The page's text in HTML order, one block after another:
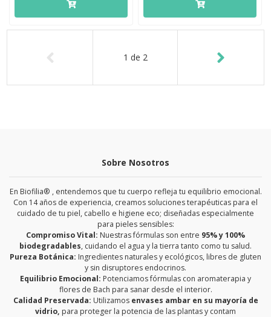
1 de 2
Sobre Nosotros
En Biofilia® , entendemos que tu cuerpo refleja tu equilibrio emocional.
Con 14 años de experiencia, creamos soluciones terapéuticas para el
cuidado de tu piel, cabello e higiene eco; diseñadas especialmente
para pieles sensibles:
Compromiso Vital: Nuestras fórmulas son entre 95% y 100%
biodegradables, cuidando el agua y la tierra tanto como tu salud.
Pureza Botánica: Ingredientes naturales y ecológicos, libres de gluten
y sin disruptores endocrinos.
Equilibrio Emocional: Potenciamos fórmulas con aromaterapia y
flores de Bach para sanar desde el interior.
Calidad Preservada: Utilizamos envases ambar en su mayoría de
vidrio, para proteger la potencia de las plantas y contam